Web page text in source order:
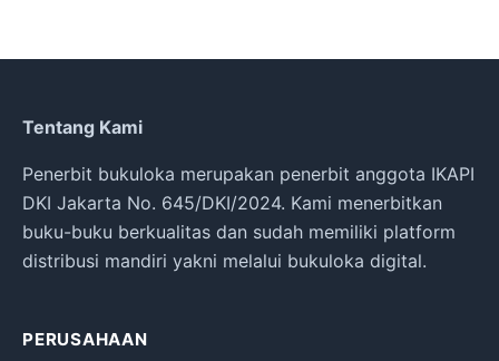
Tentang Kami
Penerbit bukuloka merupakan penerbit anggota IKAPI
DKI Jakarta No. 645/DKI/2024. Kami menerbitkan
buku-buku berkualitas dan sudah memiliki platform
distribusi mandiri yakni melalui bukuloka digital.
PERUSAHAAN